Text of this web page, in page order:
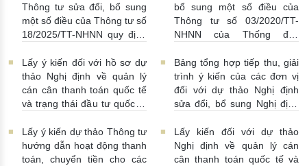
Thông tư sửa đổi, bổ sung
một số điều của Thông tư số
18/2025/TT-NHNN quy định
sẻ thông tin của Hệ thống
thông tin phục vụ công tác
giám sát hoạt động QTDND
và tổ chức TCVM
bổ sung một số điều của
Thông tư số 03/2020/TT-
NHNN của Thống đốc
tiền của NHNN 03/08/2026 |
11:16:00
Lấy ý kiến đối với hồ sơ dự
thảo Nghị định về quản lý
cán cân thanh toán quốc tế
và trạng thái đầu tư quốc tế
10:00:00
Bảng tổng hợp tiếp thu, giải
trình ý kiến của các đơn vị
đối với dự thảo Nghị định
sửa đổi, bổ sung Nghị định
30/07/2026 | 09:09:00
Lấy ý kiến dự thảo Thông tư
hướng dẫn hoạt động thanh
toán, chuyển tiền cho các
Lấy kiến đối với dự thảo
Nghị định về quản lý cán
cân thanh toán quốc tế và